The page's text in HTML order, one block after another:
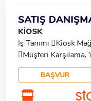
SATIŞ
KİOSK
İş Tanımı Kiosk
Müşteri Karşılama,
Bilgilendirmesi
Görsel Sunuma
Satış Işlemlerini
BAŞVUR